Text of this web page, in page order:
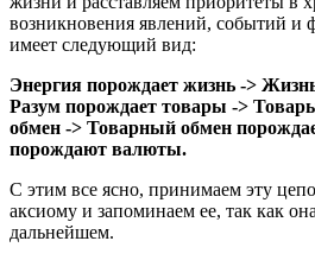
возникновения явлений, событий и
имеет следующий вид:
Энергия порождает жизнь ->
Разум порождает товары ->
обмен -> Товарный обмен
порождают валюты.
С этим все ясно, принимаем эту
аксиому и запоминаем ее, так как
дальнейшем.